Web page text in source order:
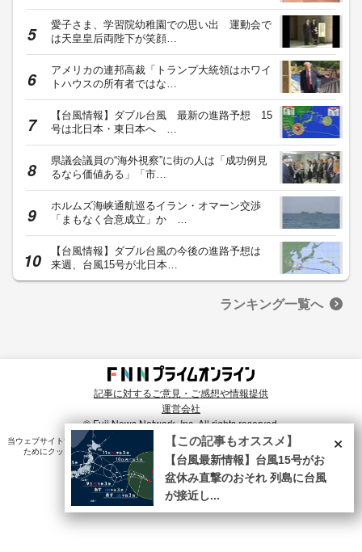
愛子さま、学習院幼稚園での思い出 運動会で
は天皇皇后両陛下が笑顔…
アメリカの連邦高裁「トランプ大統領はホワイ
トハウスの所有者ではな…
【台風情報】ダブル台風 最新の進路予想 15
号は北日本・東日本へ …
県議会議員の“海外視察”に街の人は「成功例見
るなら価値ある」「市…
ホルムズ海峡通航巡るイラン・オマーン交渉
「まもなく合意成立」か …
【台風情報】ダブル台風の今後の進路予想は
来週、台風15号が北日本…
ランキング一覧へ
記事に対するご意見・ご感想や情報提供
運営会社
© Fuji News Network, Inc. All rights reserved.
当ウェブサイトでは、ユーザのニーズ・興味・関⼼に合致したコンテンツや広告配信を提供する
ためにクッキーを使⽤しています。詳細は、
プライバシーポリシー をご確認ください。×
【この記事もオススメ】
【台風最新情報】台風15号がお
盆休み直撃のおそれ 列島に台風
が接近し...